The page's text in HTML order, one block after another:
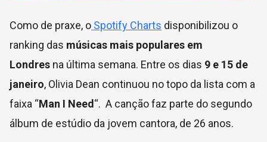
Como de praxe, o Spotify Charts disponibilizou o
ranking das músicas mais populares em
Londres na última semana. Entre os dias 9 e 15 de
janeiro, Olivia Dean continuou no topo da lista com a
faixa “Man I Need “. A canção faz parte do segundo
álbum de estúdio da jovem cantora, de 26 anos.